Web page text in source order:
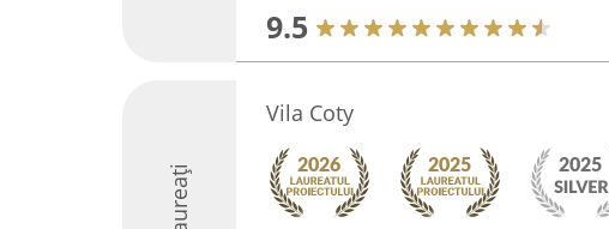
9.5
Laureați
Vila Coty